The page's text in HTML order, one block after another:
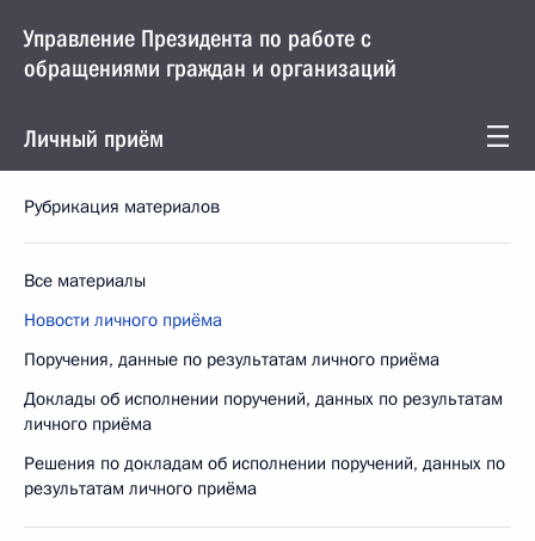
Управление Президента по работе с
обращениями граждан и организаций
Личный приём
Рубрикация материалов
Все материалы
Новости личного приёма
Поручения, данные по результатам личного приёма
Доклады об исполнении поручений, данных по результатам
личного приёма
Решения по докладам об исполнении поручений, данных по
результатам личного приёма